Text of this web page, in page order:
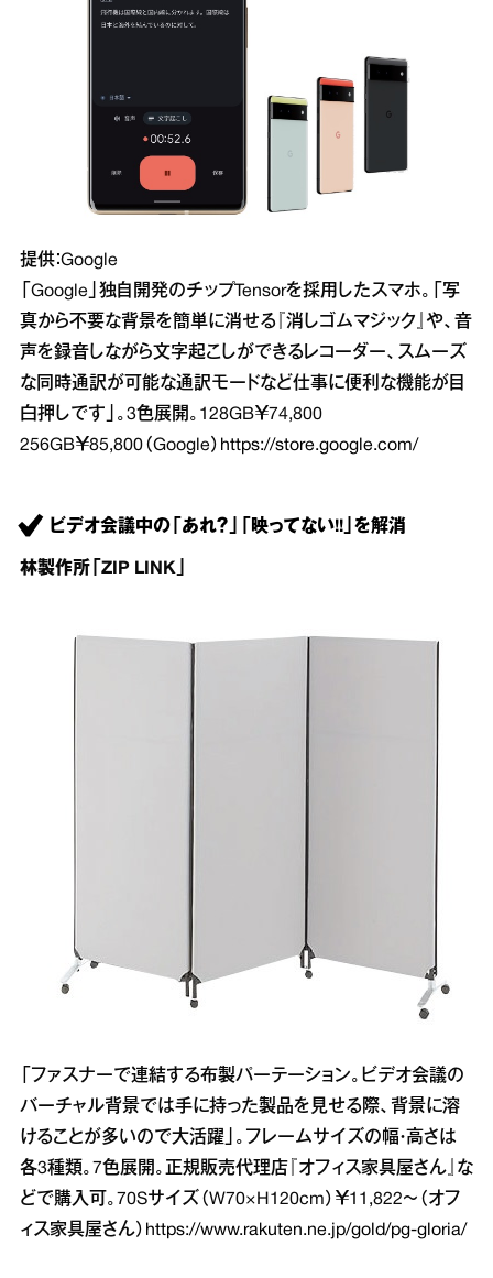
提供：Google
「Google」独自開発のチップTensorを採用したスマホ。「写
真から不要な背景を簡単に消せる『消しゴムマジック』や、音
声を録音しながら文字起こしができるレコーダー、スムーズ
な同時通訳が可能な通訳モードなど仕事に便利な機能が目
白押しです」。3色展開。128GB￥74,800
256GB￥85,800（Google） https://store.google.com/
ビデオ会議中の「あれ？」「映ってない!!」を解消
林製作所「ZIP LINK」
「ファスナーで連結する布製パーテーション。ビデオ会議の
バーチャル背景では手に持った製品を見せる際、背景に溶
けることが多いので大活躍」。フレームサイズの幅・高さは
各3種類。7色展開。正規販売代理店『オフィス家具屋さん』な
どで購入可。70Sサイズ（W70×H120cm）￥11,822～（オフ
ィス家具屋さん） https://www.rakuten.ne.jp/gold/pg-gloria/